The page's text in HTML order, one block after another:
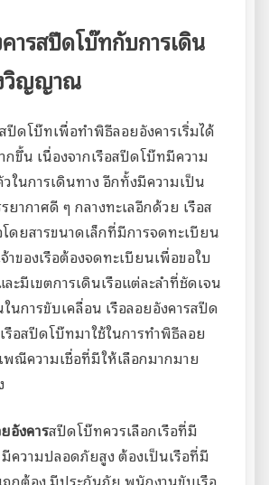
ารสปีดโบ๊ทกับการเดิน
วิญญาณ
สปีดโบ๊ทเพื่อทำพิธีลอยอังคารเริ่มได้
ขึ้น เนื่องจากเรือสปีดโบ๊ทมีความ
ในการเดินทาง อีกทั้งมีความเป็น
ากาศดี ๆ กลางทะเลอีกด้วย เรือส
ดยสารขนาดเล็กที่มีการจดทะเบียน
าของเรือต้องจดทะเบียนเพื่อขอใบ
ะมีเขตการเดินเรือแต่ละลำที่ชัดเจน
นการขับเคลื่อน เรือลอยอังคารสปีด
รือสปีดโบ๊ทมาใช้ในการทำพิธีลอย
พณีความเชื่อที่มีให้เลือกมากมาย
อังคารสปีดโบ๊ทควรเลือกเรือที่มี
ความปลอดภัยสูง ต้องเป็นเรือที่มี
กต้อง มีประกันภัย พนักงานขับเรือ